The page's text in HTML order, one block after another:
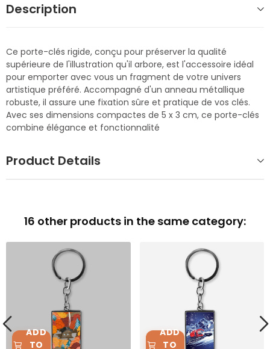
Description
Ce porte-clés rigide, conçu pour préserver la qualité
supérieure de l'illustration qu'il arbore, est l'accessoire idéal
pour emporter avec vous un fragment de votre univers
artistique préféré. Accompagné d'un anneau métallique
robuste, il assure une fixation sûre et pratique de vos clés.
Avec ses dimensions compactes de 5 x 3 cm, ce porte-clés
combine élégance et fonctionnalité
Product Details
16 other products in the same category:
ADD
TO
ADD
TO